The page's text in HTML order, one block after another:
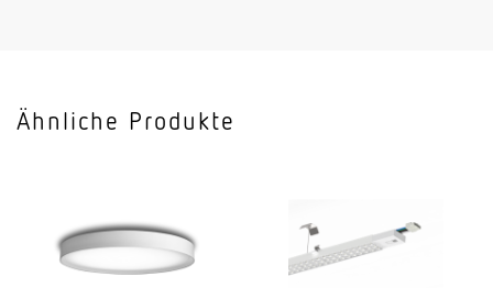
Mit Notlicht
Nein
Ähnliche Produkte